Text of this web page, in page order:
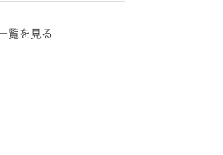
覧を見る